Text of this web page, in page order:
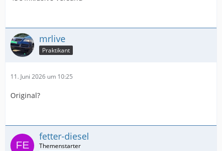
mrlive
Praktikant
11. Juni 2026 um 10:25
Original?
fetter-diesel